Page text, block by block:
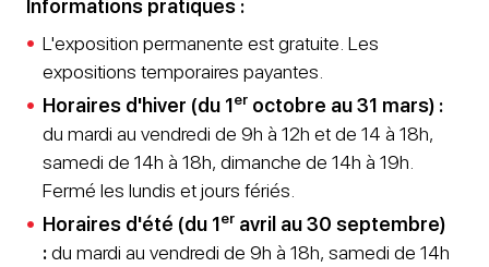
Informations pratiques :
​L'exposition permanente est gratuite. Les
expositions temporaires payantes.
Horaires d'hiver (du 1er octobre au 31 mars) :
du mardi au vendredi de 9h à 12h et de 14 à 18h,
samedi de 14h à 18h, dimanche de 14h à 19h.
Fermé les lundis et jours fériés.
Horaires d'été (du 1er avril au 30 septembre)
:du mardi au vendredi de 9h à 18h, samedi de 14h